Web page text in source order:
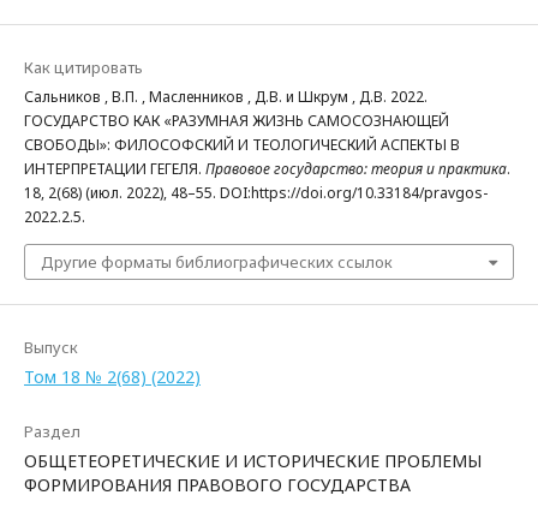
Как цитировать
Сальников , В.П. , Масленников , Д.В. и Шкрум , Д.В. 2022.
ГОСУДАРСТВО КАК «РАЗУМНАЯ ЖИЗНЬ САМОСОЗНАЮЩЕЙ
СВОБОДЫ»: ФИЛОСОФСКИЙ И ТЕОЛОГИЧЕСКИЙ АСПЕКТЫ В
ИНТЕРПРЕТАЦИИ ГЕГЕЛЯ. Правовое государство: теория и практика.
18, 2(68) (июл. 2022), 48–55. DOI:https://doi.org/10.33184/pravgos-
2022.2.5.
Другие форматы библиографических ссылок
Выпуск
Том 18 № 2(68) (2022)
Раздел
ОБЩЕТЕОРЕТИЧЕСКИЕ И ИСТОРИЧЕСКИЕ ПРОБЛЕМЫ
ФОРМИРОВАНИЯ ПРАВОВОГО ГОСУДАРСТВА